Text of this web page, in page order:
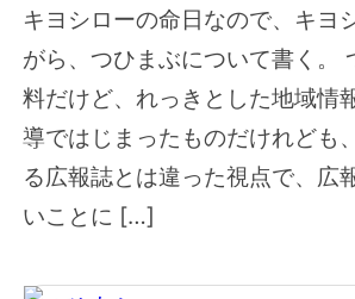
キヨシローの命日なので、キヨ
がら、つひまぶについて書く。
料だけど、れっきとした地域情
導ではじまったものだけれども
る広報誌とは違った視点で、広
いことに […]